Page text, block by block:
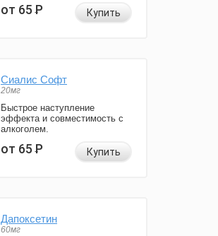
от 65Р Купить
Сиалис Софт
20мг
Быстрое наступление
эффекта и совместимость с
алкоголем.
от 65Р Купить
Дапоксетин
60мг